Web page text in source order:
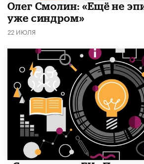
​Олег Смолин: «Ещё не
уже синдром»
22 ИЮЛЯ